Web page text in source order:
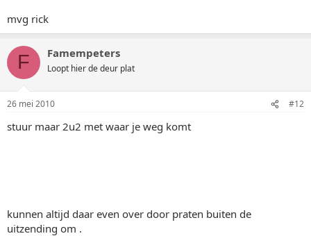
mvg rick
F Famempeters
Loopt hier de deur plat
26 mei 2010 #12
stuur maar 2u2 met waar je weg komt
kunnen altijd daar even over door praten buiten de
uitzending om .